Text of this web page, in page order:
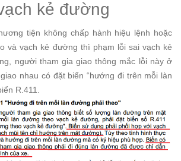
kẻ đường
tiện không chấp hành hiệu lệnh hoặc
và vạch kẻ đường thì phạm lỗi sai vạch kẻ
người tham gia giao thông mắc lỗi này ở
nhau có đặt biển “hướng đi trên mỗi làn
R.411.